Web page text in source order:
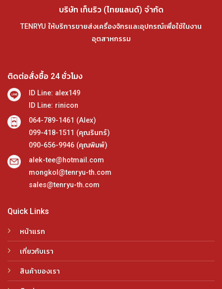
บริษัท เท็นริว (ไทยแลนด์) จำกัด
TENRYU ให้บริการขายส่งเครื่องจักรและอุปกรณ์เพื่อใช้ในงาน
อุตสาหกรรม
Quick Links
หน้าแรก
เกี่ยวกับเรา
สินค้าของเรา
ติดต่อสั่งซื้อ 24 ชั่วโมง
ID Line: alex149
ID Line: rinicon
064-789-1461 (Alex)
099-418-1511 (คุณรินทร์)
090-656-9946 (คุณพิมพ์)
alek-tee@hotmail.com
mongkol@tenryu-th.com
sales@tenryu-th.com